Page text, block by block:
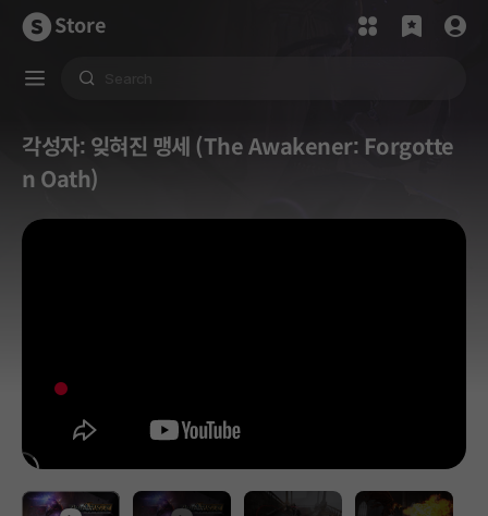
Store
각성자: 잊혀진 맹세 (The Awakener: Forgotte
n Oath)